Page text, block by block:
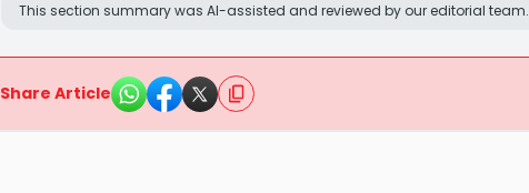
This section summary was AI-assisted and reviewed by our editorial team.
Share Article